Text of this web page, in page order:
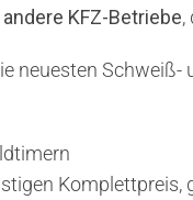
andere KFZ-Betriebe,
neuesten
Komplettpreis,